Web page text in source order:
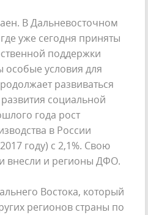
В Дальневосточном
уже сегодня приняты
поддержки
особые условия для
развиваться
социальной
года рост
в России
году) с 2,1%. Свою
внесли и регионы ДФО.
Востока, который
регионов страны по